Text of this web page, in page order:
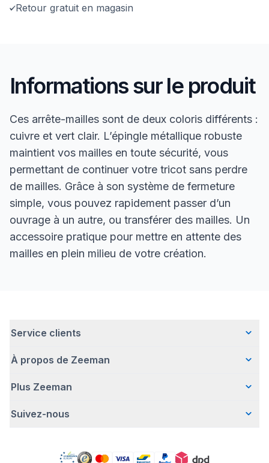
Retour gratuit en magasin
Informations sur le produit
Ces arrête-mailles sont de deux coloris différents :
cuivre et vert clair. L’épingle métallique robuste
maintient vos mailles en toute sécurité, vous
permettant de continuer votre tricot sans perdre
de mailles. Grâce à son système de fermeture
simple, vous pouvez rapidement passer d’un
ouvrage à un autre, ou transférer des mailles. Un
accessoire pratique pour mettre en attente des
mailles en plein milieu de votre création.
Service clients
Questions fréquentes
Livraison
Retour d'articles
À propos de Zeeman
Qui sommes-nous ?
Une entreprise responsable
Plus Zeeman
Avertissement de sécurité
Nos campagnes
Suivez-nous